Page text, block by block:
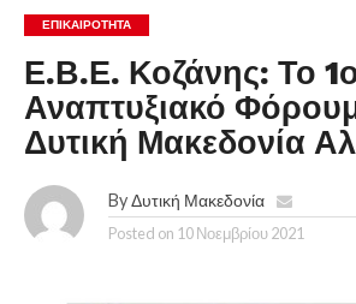
ΕΠΙΚΑΙΡΟΤΗΤΑ
Ε.Β.Ε. Κοζάνης: Το
Αναπτυξιακό
Δυτική Μακεδονία
By Δυτική Μακεδονία
Posted on 10 Νοεμβρίου 2021